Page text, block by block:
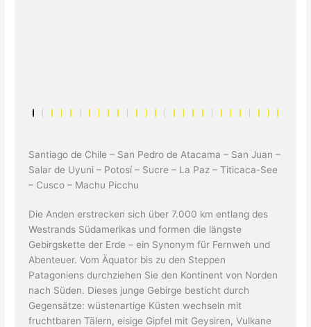
Santiago de Chile – San Pedro de Atacama – San Juan –
Salar de Uyuni – Potosí – Sucre – La Paz – Titicaca-See
– Cusco – Machu Picchu
Die Anden erstrecken sich über 7.000 km entlang des
Westrands Südamerikas und formen die längste
Gebirgskette der Erde – ein Synonym für Fernweh und
Abenteuer. Vom Äquator bis zu den Steppen
Patagoniens durchziehen Sie den Kontinent von Norden
nach Süden. Dieses junge Gebirge besticht durch
Gegensätze: wüstenartige Küsten wechseln mit
fruchtbaren Tälern, eisige Gipfel mit Geysiren, Vulkane